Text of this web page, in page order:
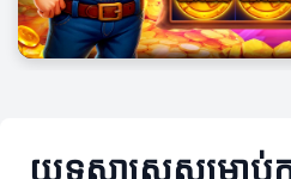
យុទ្ធសាស្ត្រសម្រាប់ក